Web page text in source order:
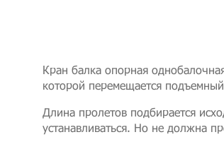
Кран балка опорная
которой перемещается
Длина пролетов подбирается
устанавливаться. Но не должна